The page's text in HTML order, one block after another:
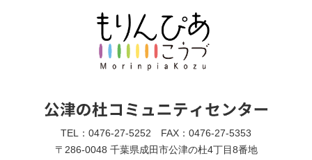
TEL：0476-27-5252 FAX：0476-27-5353
〒286-0048 千葉県成田市公津の杜4丁目8番地